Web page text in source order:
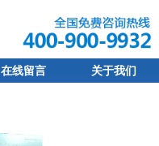
在线留言 关于我们